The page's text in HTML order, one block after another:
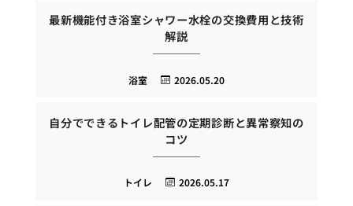
最新機能付き浴室シャワー水栓の交換費用と技術
解説
2026.05.20
浴室
自分でできるトイレ配管の定期診断と異常察知の
コツ
2026.05.17
トイレ